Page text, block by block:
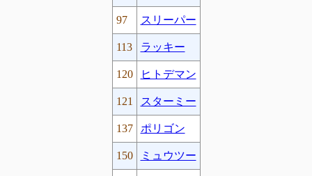
97 スリーパー
113 ラッキー
120 ヒトデマン
121 スターミー
137 ポリゴン
150 ミュウツー